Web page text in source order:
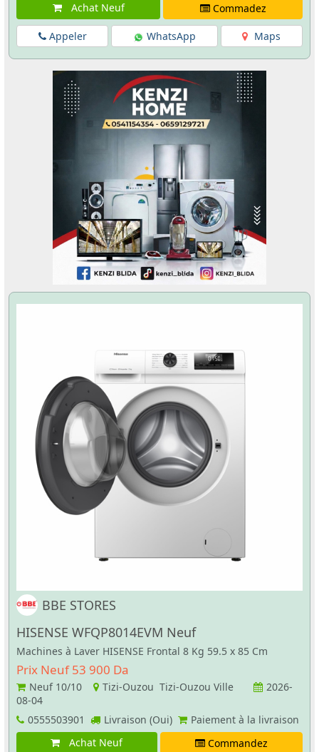
Achat Neuf
Commadez
Appeler WhatsApp Maps
BBE STORES
HISENSE WFQP8014EVM Neuf
Machines à Laver HISENSE Frontal 8 Kg 59.5 x 85 Cm
Prix Neuf 53 900 Da
Neuf 10/10 Tizi-Ouzou Tizi-Ouzou Ville
2026-
08-04
0555503901
Livraison (Oui)
Paiement à la livraison
Achat Neuf
Commandez